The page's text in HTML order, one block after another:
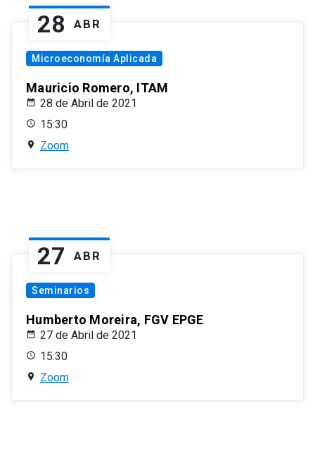
28 ABR
Microeconomía Aplicada
Mauricio Romero, ITAM
28 de Abril de 2021
15:30
Zoom
27 ABR
Seminarios
Humberto Moreira, FGV EPGE
27 de Abril de 2021
15:30
Zoom